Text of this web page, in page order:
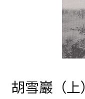
胡雪巖（上）